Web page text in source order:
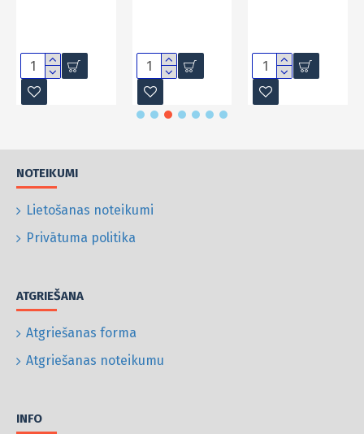
NOTEIKUMI
Lietošanas noteikumi
Privātuma politika
ATGRIEŠANA
Atgriešanas forma
Atgriešanas noteikumu
INFO